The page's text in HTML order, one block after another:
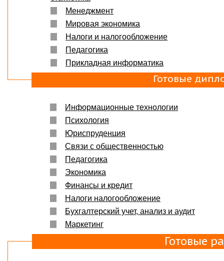
Менеджмент
Мировая экономика
Налоги и налогообложение
Педагогика
Прикладная информатика
Готовые
Информационные технологии
Психология
Юриспруденция
Связи с общественностью
Педагогика
Экономика
Финансы и кредит
Налоги налогообложение
Бухгалтерский учет, анализ и аудит
Маркетинг
Готовые